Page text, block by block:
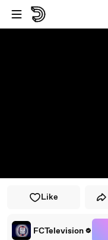
Vai al lettore
Passa al contenuto
Like
FCTelevision